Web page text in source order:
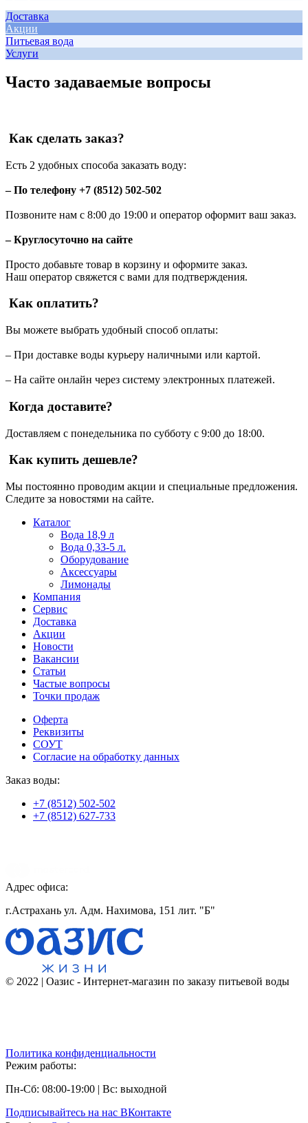
Доставка
Акции
Питьевая вода
Услуги
Часто задаваемые вопросы
Как сделать заказ?
Есть 2 удобных способа заказать воду:
– По телефону +7 (8512) 502-502
Позвоните нам с 8:00 до 19:00 и оператор оформит ваш заказ.
– Круглосуточно на сайте
Просто добавьте товар в корзину и оформите заказ.
Наш оператор свяжется с вами для подтверждения.
Как оплатить?
Вы можете выбрать удобный способ оплаты:
– При доставке воды курьеру наличными или картой.
– На сайте онлайн через систему электронных платежей.
Когда доставите?
Доставляем с понедельника по субботу с 9:00 до 18:00.
Как купить дешевле?
Мы постоянно проводим акции и специальные предложения.
Следите за новостями на сайте.
Пользователи
офіційний
сайт
через
разные
сайты.
можно
встретить
онлайн
казино
среди
обсуждаемых
тем.
Каталог
Вода 18,9 л
Вода 0,33-5 л.
Оборудование
Аксессуары
Лимонады
Компания
Сервис
Доставка
Акции
Новости
Вакансии
Статьи
Частые вопросы
Точки продаж
Оферта
Реквизиты
СОУТ
Согласие на обработку данных
Заказ воды:
+7 (8512) 502-502
+7 (8512) 627-733
Адрес офиса:
г.Астрахань ул. Адм. Нахимова, 151 лит. "Б"
© 2022 | Оазис - Интернет-магазин по заказу питьевой воды
Политика конфиденциальности
Режим работы:
Пн-Сб: 08:00-19:00 | Вс: выходной
Подписывайтесь на наc ВКонтакте